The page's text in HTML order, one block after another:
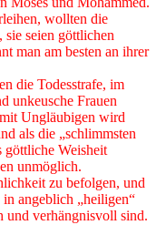
wollten die
sie seien göttlichen
man am besten an ihrer
die Todesstrafe, im
unkeusche Frauen
Ungläubigen wird
als die „schlimmsten
göttliche Weisheit
unmöglich.
zu befolgen, und
angeblich „heiligen“
und verhängnisvoll sind.